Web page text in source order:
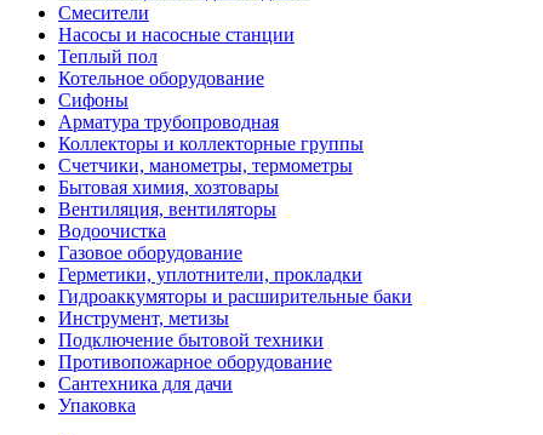
Смесители
Насосы и насосные станции
Теплый пол
Котельное оборудование
Сифоны
Арматура трубопроводная
Коллекторы и коллекторные группы
Счетчики, манометры, термометры
Бытовая химия, хозтовары
Вентиляция, вентиляторы
Водоочистка
Газовое оборудование
Герметики, уплотнители, прокладки
Гидроаккумяторы и расширительные баки
Инструмент, метизы
Подключение бытовой техники
Противопожарное оборудование
Сантехника для дачи
Упаковка